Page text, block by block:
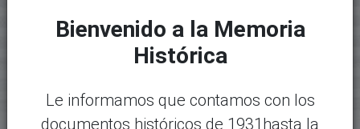
Bienvenido a la Memoria
Histórica
Le informamos que contamos con los
documentos históricos de 1931hasta la